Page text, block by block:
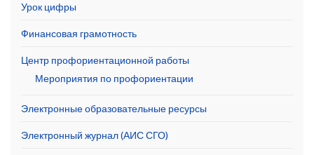
Урок цифры
Финансовая грамотность
Центр профориентационной работы
Мероприятия по профориентации
Электронные образовательные ресурсы
Электронный журнал (АИС СГО)